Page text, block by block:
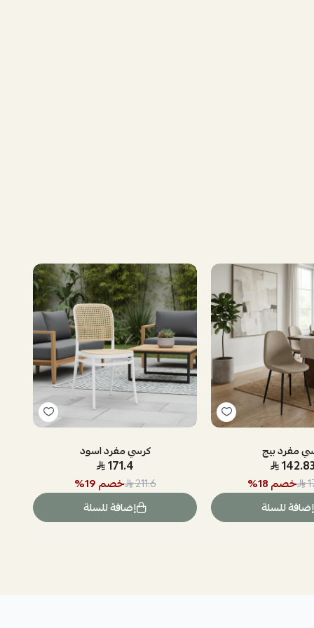
مفرد بيج
142.83
خصم18
%
إضافة للسلة
كرسي مفرد اسود
171.4
211.6 خصم19
%
إضافة للسلة